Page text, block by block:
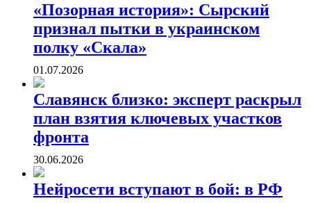
«Позорная история»: Сырский
признал пытки в украинском
полку «Скала»
01.07.2026
Славянск близко: эксперт раскрыл
план взятия ключевых участков
фронта
30.06.2026
Нейросети вступают в бой: в РФ